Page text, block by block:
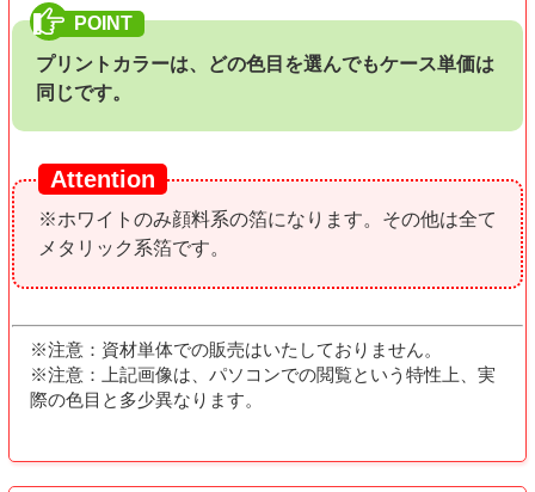
プリントカラーは、どの色目を選んでもケース単価は
同じです。
※ホワイトのみ顔料系の箔になります。その他は全て
メタリック系箔です。
※注意：資材単体での販売はいたしておりません。
※注意：上記画像は、パソコンでの閲覧という特性上、実
際の色目と多少異なります。